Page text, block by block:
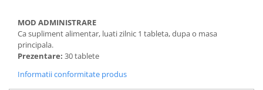
MOD ADMINISTRARE
Ca supliment alimentar, luati zilnic 1 tableta, dupa o masa
principala.
Prezentare: 30 tablete
Informatii conformitate produs